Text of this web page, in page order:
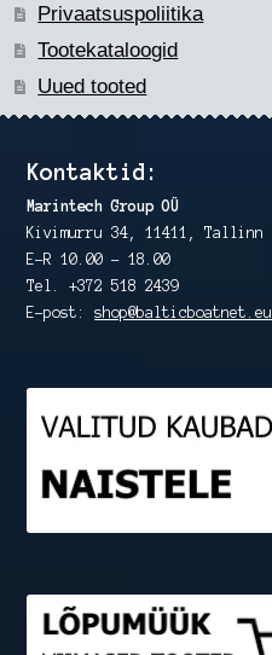
Privaatsuspoliitika
Tootekataloogid
Uued tooted
Kontaktid:
Marintech Group OÜ
Kivimurru 34, 11411, Tallinn
E-R 10.00 – 18.00
Tel. +372 518 2439
E-post:shop@balticboatnet.eu